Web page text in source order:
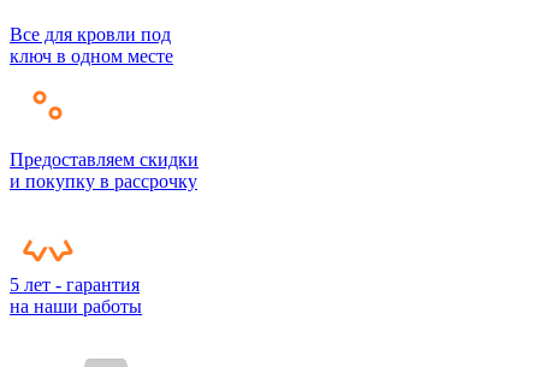
Все для кровли под
ключ в одном месте
Предоставляем скидки
и покупку в рассрочку
5 лет - гарантия
на наши работы